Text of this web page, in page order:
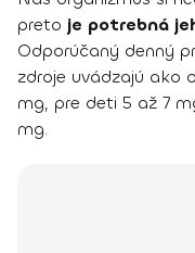
preto je potrebná
Odporúčaný denný
zdroje uvádzajú ako
mg, pre deti 5 až 7
mg.